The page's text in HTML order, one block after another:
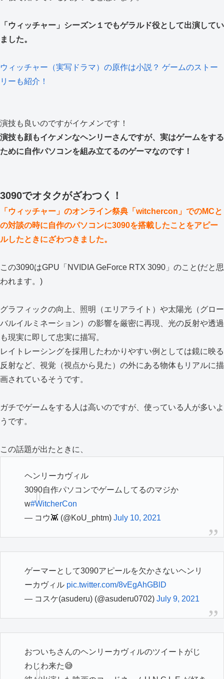
「ウィッチャー」シーズン１でもゲラルド役として出演してい
ました。
ウィッチャー（実写ドラマ）の原作は小説？ ゲームのストー
リーも紹介！
演技も良いのですがイケメンです！
演技も顔もイケメンなヘンリーさんですが、実はゲームをする
ために自作パソコンを組み立てるのゲーマなのです！
3090でオタクがざわつく！
「ウィッチャー」のオンライン祭典「witchercon」でのMCと
の対談の時に自作のパソコンに3090を搭載したことをアピー
ルしたときにざわつきました。
この3090はGPU「NVIDIA GeForce RTX 3090」のこと(だと思
われます。)
グラフィックの向上、照明（エリアライト）や太陽光（グロー
バルイルミネーション）の影響を厳密に再現、光の反射や透過
も現実に即して忠実に描写。
レイトレーシングを採用したわかりやすい例としては鏡に映る
反射など、視覚（視点から見た）の外にある物体もリアルに描
画されているそうです。
ガチでゲームをする人は高いのですが、使っている人が多いよ
うです。
この話題が出たときに、
ヘンリーカヴィル
3090自作パソコンでゲームしてるのマジか
w#WitcherCon
— コウ👾 (@KoU_phtm) July 10, 2021
ゲーマーとして3090アピールを欠かさないヘンリ
ーカヴィル pic.twitter.com/8vEgAhGBlD
— コスケ(asuderu) (@asuderu0702) July 9, 2021
おついちさんのヘンリーカヴィルのツイートがじ
わじわ来た😅